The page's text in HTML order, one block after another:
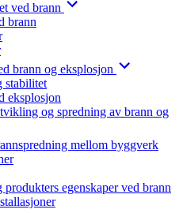
ved brann
brann
brann og eksplosjon
stabilitet
eksplosjon
og spredning av brann og
mellom byggverk
egenskaper ved brann